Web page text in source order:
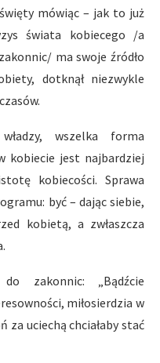
mówiąc – jak to już
świata kobiecego /a
ma swoje źródło
dotknął niezwykle
wszelka forma
kobiecie jest najbardziej
kobiecości. Sprawa
być – dając siebie,
kobietą, a zwłaszcza
zakonnic: „Bądźcie
miłosierdzia w
uciechą chciałaby stać